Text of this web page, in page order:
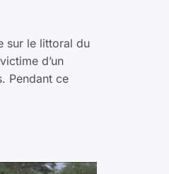
sur le littoral du
d’un
Pendant ce